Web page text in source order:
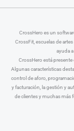
CrossHero es un
CrossFit, escuelas de
ayuda
CrossHero está
Algunas características
control de aforo,
y facturación, la gestión y
de clientes y muchas más